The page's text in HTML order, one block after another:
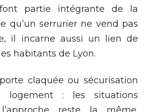
partie intégrante de la
qu’un serrurier ne vend pas
il incarne aussi un lien de
habitants de Lyon.
claquée ou sécurisation
logement : les situations